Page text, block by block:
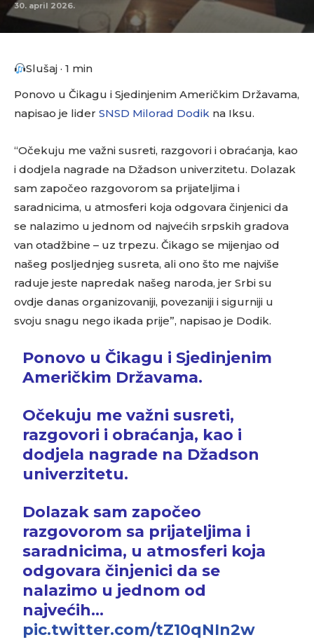
30. april 2026.
Slušaj · 1 min
Ponovo u Čikagu i Sjedinjenim Američkim Državama,
napisao je lider SNSD Milorad Dodik na Iksu.
“Očekuju me važni susreti, razgovori i obraćanja, kao
i dodjela nagrade na Džadson univerzitetu. Dolazak
sam započeo razgovorom sa prijateljima i
saradnicima, u atmosferi koja odgovara činjenici da
se nalazimo u jednom od najvećih srpskih gradova
van otadžbine – uz trpezu. Čikago se mijenjao od
našeg posljednjeg susreta, ali ono što me najviše
raduje jeste napredak našeg naroda, jer Srbi su
ovdje danas organizovaniji, povezaniji i sigurniji u
svoju snagu nego ikada prije”, napisao je Dodik.
Ponovo u Čikagu i Sjedinjenim
Američkim Državama.
Očekuju me važni susreti,
razgovori i obraćanja, kao i
dodjela nagrade na Džadson
univerzitetu.
Dolazak sam započeo
razgovorom sa prijateljima i
saradnicima, u atmosferi koja
odgovara činjenici da se
nalazimo u jednom od
najvećih…
pic.twitter.com/tZ10qNIn2w